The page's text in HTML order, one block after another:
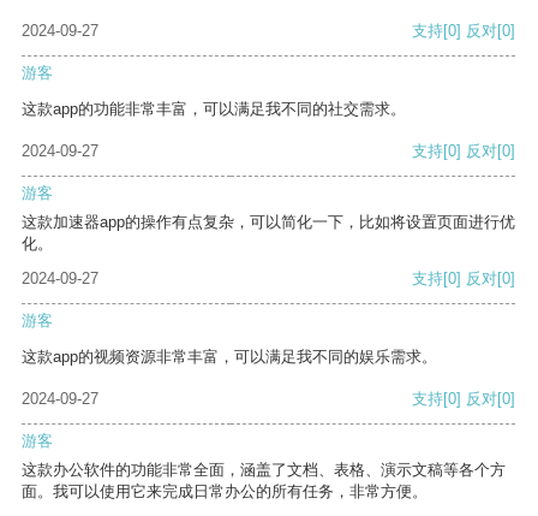
2024-09-27 支持[0] 反对[0]
游客
这款app的功能非常丰富，可以满足我不同的社交需求。
2024-09-27 支持[0] 反对[0]
游客
这款加速器app的操作有点复杂，可以简化一下，比如将设置页面进行优
化。
2024-09-27
支持[0] 反对[0]
游客
这款app的视频资源非常丰富，可以满足我不同的娱乐需求。
2024-09-27 支持[0] 反对[0]
游客
这款办公软件的功能非常全面，涵盖了文档、表格、演示文稿等各个方
面。我可以使用它来完成日常办公的所有任务，非常方便。